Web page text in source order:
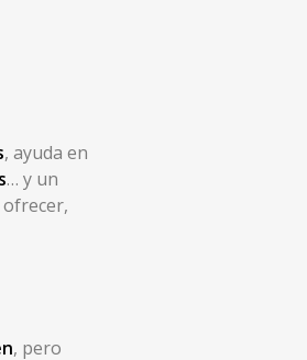
, ayuda en
… y un
, pero